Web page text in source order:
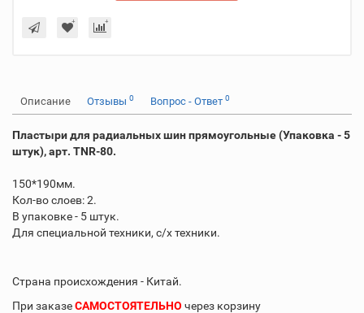
Описание Отзывы 0 Вопрос - Ответ 0
Пластыри для радиальных шин прямоугольные (Упаковка - 5
штук), арт. TNR-80.
150*190мм.
Кол-во слоев: 2.
В упаковке - 5 штук.
Для специальной техники, с/x техники.
Страна происхождения - Китай.
При заказеСАМОСТОЯТЕЛЬНО через корзину